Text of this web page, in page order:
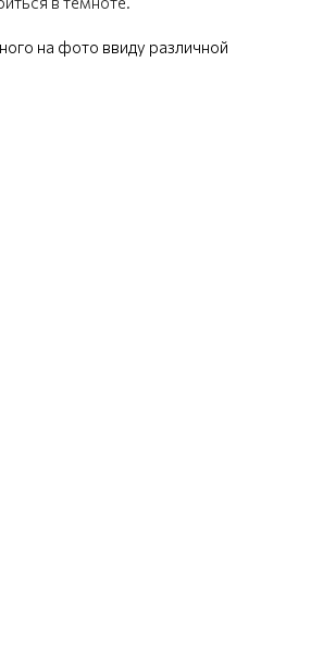
на фото ввиду различной